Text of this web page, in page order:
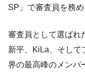
SP」で審査員を務め
審査員として選ばれ
新平、KiLa、そして
界の最高峰のメンバ